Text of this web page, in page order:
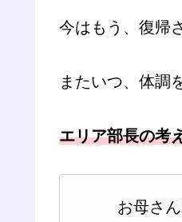
今はもう、復帰
またいつ、体調
エリア部長の考
お母さ